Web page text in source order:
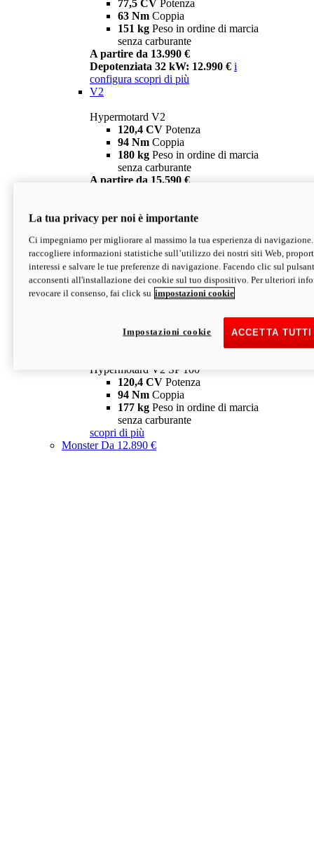
77,5 CV Potenza
63 Nm Coppia
151 kg Peso in ordine di marcia
senza carburante
A partire da 13.990 €
Depotenziata 32 kW: 12.990 € i
configura scopri di più
V2
Hypermotard V2
120,4 CV Potenza
94 Nm Coppia
180 kg Peso in ordine di marcia
senza carburante
A partire da 15.590 €
V2 SP
Hypermotard V2 SP
120,4 CVPotenza
94 NmCoppia
177 kgPeso in ordine di marcia
senza carburante
Depotenziata 35 kW: 18.890 € i
configura scopri di più
Hypermotard V2 SP 100
120,4 CV Potenza
94 Nm Coppia
177 kg Peso in ordine di marcia
senza carburante
scopri di più
MonsterDa 12.890 €
La tua privacy per noi è importante
Ci impegniamo per migliorare al massimo la tua esperienza di
raccogliere informazioni statistiche sull’utilizzo dei nostri siti Web,
interessi e salvare le tue preferenze di navigazione. Facendo clic sul
acconsenti all'installazione dei cookie sul tuo dispositivo. Per ulteriori
revocare il consenso, fai click su impostazioni cookie
ACCETTA
Impostazioni cookie